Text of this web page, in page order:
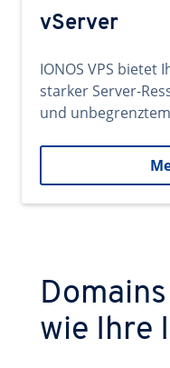
vServer
IONOS VPS bietet
starker Server-
und
wie Ihre